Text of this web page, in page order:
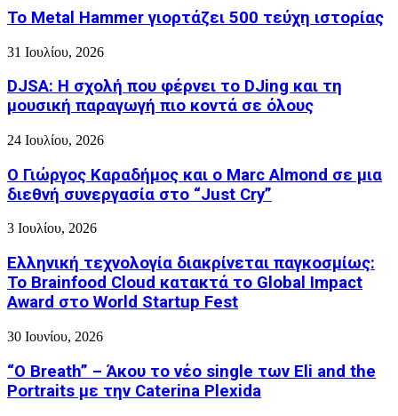
Το Metal Hammer γιορτάζει 500 τεύχη ιστορίας
31 Ιουλίου, 2026
DJSA: Η σχολή που φέρνει το DJing και τη
μουσική παραγωγή πιο κοντά σε όλους
24 Ιουλίου, 2026
Ο Γιώργος Καραδήμος και ο Marc Almond σε μια
διεθνή συνεργασία στο “Just Cry”
3 Ιουλίου, 2026
Ελληνική τεχνολογία διακρίνεται παγκοσμίως:
Το Brainfood Cloud κατακτά το Global Impact
Award στο World Startup Fest
30 Ιουνίου, 2026
“O Breath” – Άκου το νέο single των Eli and the
Portraits με την Caterina Plexida